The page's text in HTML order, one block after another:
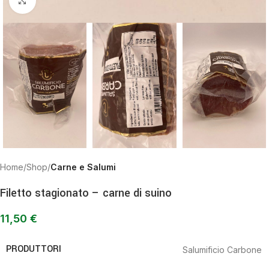
Home Shop Carne e Salumi
Filetto stagionato – carne di suino
11,50 €
PRODUTTORI Salumificio Carbone